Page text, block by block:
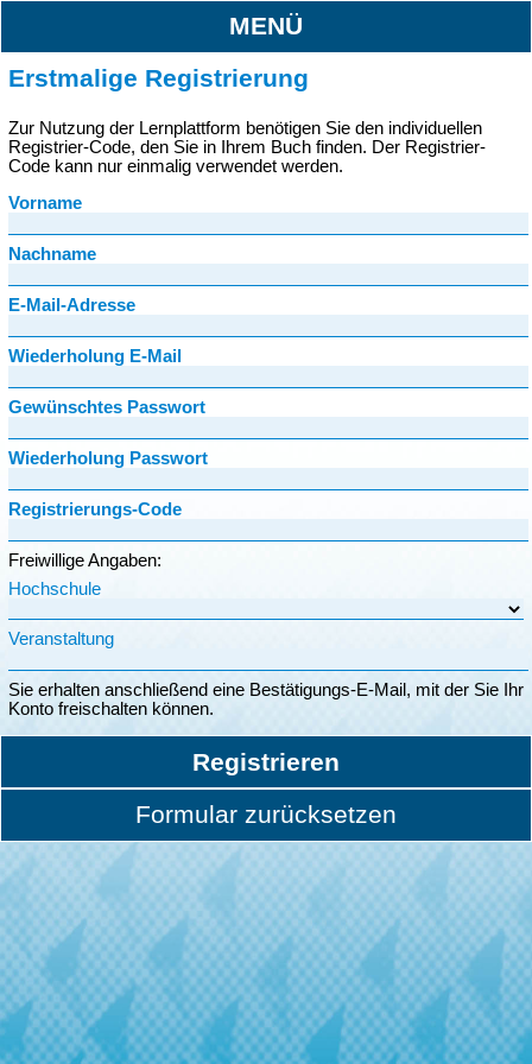
MENÜ
Erstmalige Registrierung
Zur Nutzung der Lernplattform benötigen Sie den individuellen
Registrier-Code, den Sie in Ihrem Buch finden. Der Registrier-
Code kann nur einmalig verwendet werden.
Vorname
Nachname
E-Mail-Adresse
Wiederholung E-Mail
Gewünschtes Passwort
Wiederholung Passwort
Registrierungs-Code
Freiwillige Angaben:
Hochschule
Veranstaltung
Sie erhalten anschließend eine Bestätigungs-E-Mail, mit der Sie Ihr
Konto freischalten können.
Registrieren
Formular zurücksetzen